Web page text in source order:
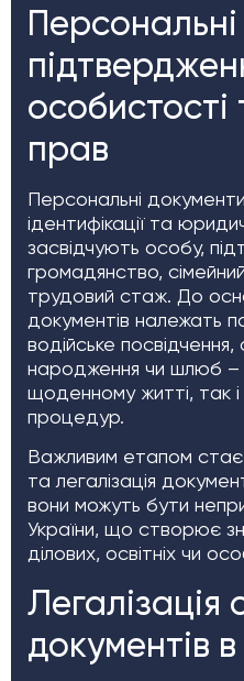
прав
Персональні
ідентифікації та
засвідчують особу,
громадянство,
трудовий стаж. До
документів належать
водійське
народження чи шлюб –
щоденному житті, так
процедур.
Важливим етапом
та легалізація
вони можуть бути
України, що створює
ділових, освітніх чи
Легалізація
документів в